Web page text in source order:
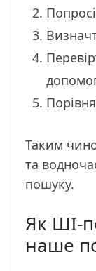
Таким
та
пошуку.
Як ШІ-
наше